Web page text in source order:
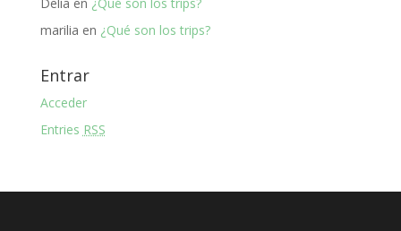
marilia en ¿Qué son los trips?
Entrar
Acceder
Entries RSS